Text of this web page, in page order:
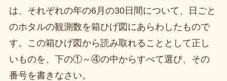
は、それぞれの年の6月の30日間について、日ごと
のホタルの観測数を箱ひげ図にあらわしたもので
す。この箱ひげ図から読み取れることとして正し
いものを、下の①～④の中からすべて選び、その
番号を書きなさい。